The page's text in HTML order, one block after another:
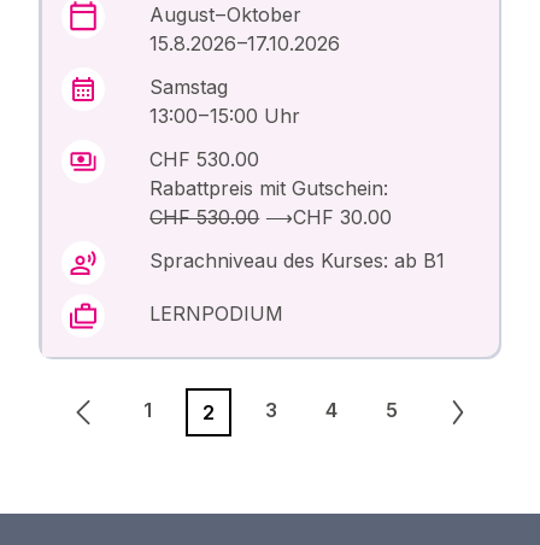
August – Oktober
15.8.2026 –17.10.2026
Samstag
13:00 – 15:00 Uhr
CHF 530.00
Rabattpreis mit Gutschein:
CHF 530.00⟶CHF 30.00
Sprachniveau des Kurses: ab B1
LERNPODIUM
1 2 3 4 5